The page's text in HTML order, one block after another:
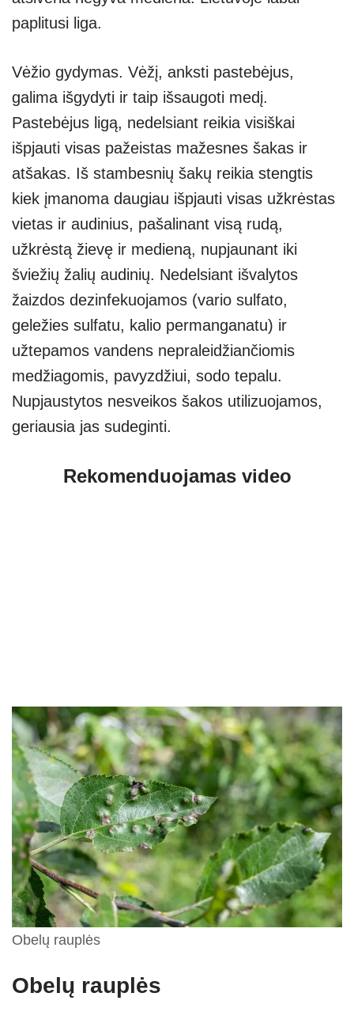
paplitusi liga.
Vėžio gydymas. Vėžį, anksti pastebėjus,
galima išgydyti ir taip išsaugoti medį.
Pastebėjus ligą, nedelsiant reikia visiškai
išpjauti visas pažeistas mažesnes šakas ir
atšakas. Iš stambesnių šakų reikia stengtis
kiek įmanoma daugiau išpjauti visas užkrėstas
vietas ir audinius, pašalinant visą rudą,
užkrėstą žievę ir medieną, nupjaunant iki
šviežių žalių audinių. Nedelsiant išvalytos
žaizdos dezinfekuojamos (vario sulfato,
geležies sulfatu, kalio permanganatu) ir
užtepamos vandens nepraleidžiančiomis
medžiagomis, pavyzdžiui, sodo tepalu.
Nupjaustytos nesveikos šakos utilizuojamos,
geriausia jas sudeginti.
Rekomenduojamas video
Obelų rauplės
Obelų rauplės